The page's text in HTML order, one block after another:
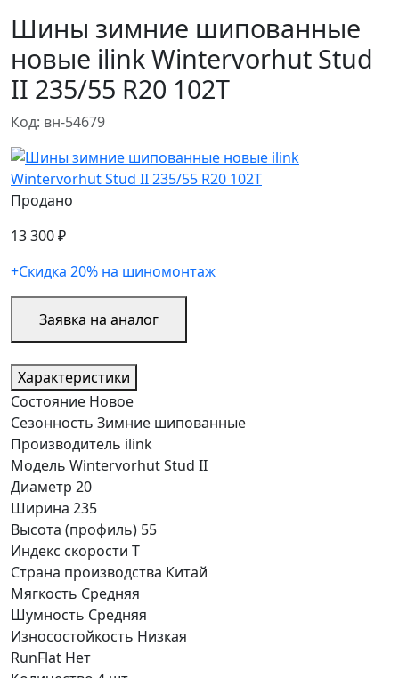
Шины зимние шипованные
новые ilink Wintervorhut Stud
II 235/55 R20 102T
Код: вн-54679
Продано
13 300 ₽
+Скидка 20% на шиномонтаж
Заявка на аналог
Характеристики
Состояние Новое
Сезонность Зимние шипованные
Производитель ilink
Модель Wintervorhut Stud II
Диаметр 20
Ширина 235
Высота (профиль) 55
Индекс скорости T
Страна производства Китай
Мягкость Средняя
Шумность Средняя
Износостойкость Низкая
RunFlat Нет